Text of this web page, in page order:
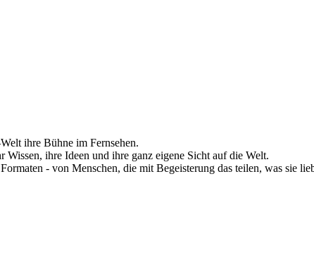
ihre Bühne im Fernsehen.
ihre Ideen und ihre ganz eigene Sicht auf die Welt.
- von Menschen, die mit Begeisterung das teilen, was sie